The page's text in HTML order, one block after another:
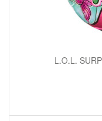
L.O.L.